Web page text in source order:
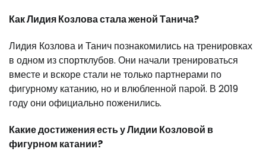
Как Лидия Козлова стала женой Танича?
Лидия Козлова и Танич познакомились на тренировках
в одном из спортклубов. Они начали тренироваться
вместе и вскоре стали не только партнерами по
фигурному катанию, но и влюбленной парой. В 2019
году они официально поженились.
Какие достижения есть у Лидии Козловой в
фигурном катании?